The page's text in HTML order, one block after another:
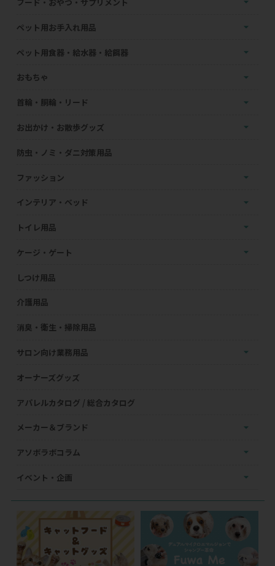
ペット用お手入れ用品
ペット用食器・給水器・給餌器
おもちゃ
首輪・胴輪・リード
お出かけ・お散歩グッズ
防虫・ノミ・ダニ対策用品
ファッション
インテリア・ベッド
トイレ用品
ケージ・ゲート
しつけ用品
介護用品
消臭・衛生・掃除用品
サロン向け業務用品
オーナーズグッズ
アパレルカタログ / 総合カタログ
メーカー＆ブランド
アソボラボコラム
イベント・企画